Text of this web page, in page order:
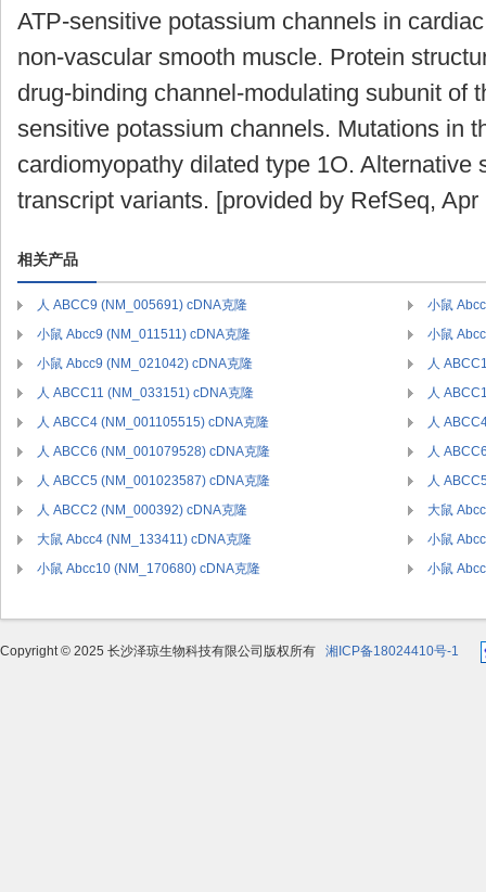
ATP-sensitive potassium channels in
non-vascular smooth muscle. Protein
drug-binding channel-modulating subunit of
sensitive potassium channels. Mutations in
cardiomyopathy dilated type 1O. Alternative
transcript variants. [provided by RefSeq, Apr
相关产品
人 ABCC9 (NM_005691) cDNA克隆
小鼠
小鼠 Abcc9 (NM_011511) cDNA克隆
小鼠
小鼠 Abcc9 (NM_021042) cDNA克隆
人
人 ABCC11 (NM_033151) cDNA克隆
人
人 ABCC4 (NM_001105515) cDNA克隆
人
人 ABCC6 (NM_001079528) cDNA克隆
人
人 ABCC5 (NM_001023587) cDNA克隆
人
人 ABCC2 (NM_000392) cDNA克隆
大鼠
大鼠 Abcc4 (NM_133411) cDNA克隆
小鼠
小鼠 Abcc10 (NM_170680) cDNA克隆
小鼠
Copyright © 2025 长沙泽琼生物科技有限公司版权所有 湘ICP备18024410号-1